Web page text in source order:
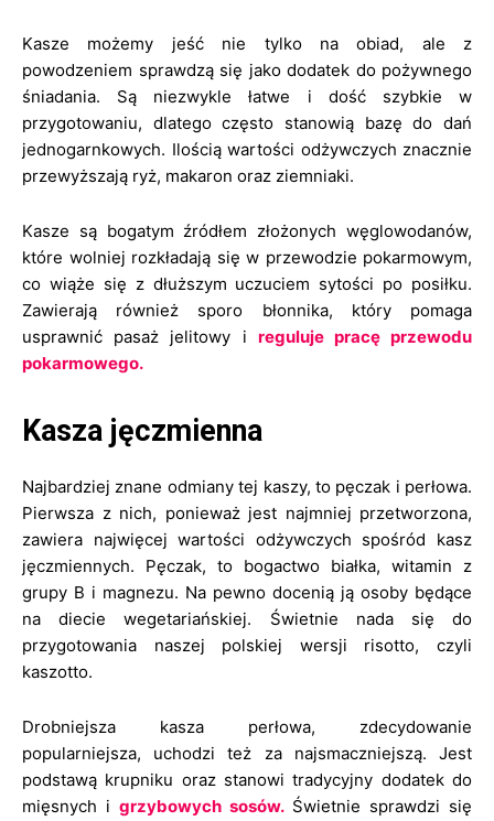
Kasze możemy jeść nie tylko na obiad, ale z
powodzeniem sprawdzą się jako dodatek do pożywnego
śniadania. Są niezwykle łatwe i dość szybkie w
przygotowaniu, dlatego często stanowią bazę do dań
jednogarnkowych. Ilością wartości odżywczych znacznie
przewyższają ryż, makaron oraz ziemniaki.
Kasze są bogatym źródłem złożonych węglowodanów,
które wolniej rozkładają się w przewodzie pokarmowym,
co wiąże się z dłuższym uczuciem sytości po posiłku.
Zawierają również sporo błonnika, który pomaga
usprawnić pasaż jelitowy i reguluje pracę przewodu
pokarmowego.
Kasza jęczmienna
Najbardziej znane odmiany tej kaszy, to pęczak i perłowa.
Pierwsza z nich, ponieważ jest najmniej przetworzona,
zawiera najwięcej wartości odżywczych spośród kasz
jęczmiennych. Pęczak, to bogactwo białka, witamin z
grupy B i magnezu. Na pewno docenią ją osoby będące
na diecie wegetariańskiej. Świetnie nada się do
przygotowania naszej polskiej wersji risotto, czyli
kaszotto.
Drobniejsza kasza perłowa, zdecydowanie
popularniejsza, uchodzi też za najsmaczniejszą. Jest
podstawą krupniku oraz stanowi tradycyjny dodatek do
mięsnych i grzybowych sosów.Świetnie sprawdzi się